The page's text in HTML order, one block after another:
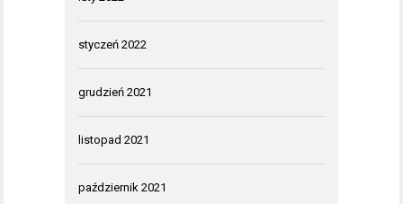
styczeń 2022
grudzień 2021
listopad 2021
październik 2021